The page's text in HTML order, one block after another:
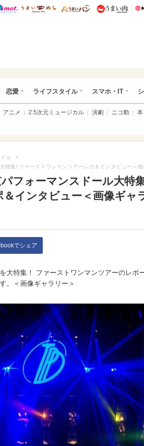
ぴあ総研 ディズニー特集
mimot. うまいめし うまいパン う
恋愛 ライフスタイル スマホ・IT
アニメ 2.5次元ミュージカル 演劇 ニコ動
ル >
特集! ファーストワンマンツアーレポ＆インタビュー＜画
パフォーマンスドール大特
インタビュー＜画像ギャ
でシェア
大特集！ ファーストワンマンツアーのレポ
。＜画像ギャラリー＞